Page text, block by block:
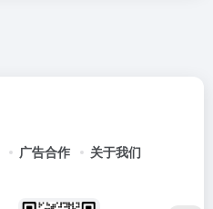
广告合作 关于我们